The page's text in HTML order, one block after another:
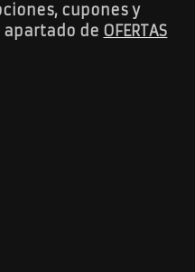
cupones y
apartado de OFERTAS